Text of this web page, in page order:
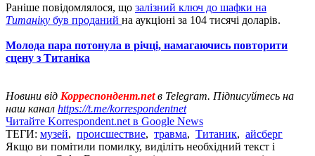
Раніше повідомлялося, що залізний ключ до шафки на
Титаніку був проданий на аукціоні за 104 тисячі доларів.
Молода пара потонула в річці, намагаючись повторити
сцену з Титаніка
Новини від Корреспондент.netв Telegram. Підписуйтесь на
наш канал https://t.me/korrespondentnet
Читайте Korrespondent.net в Google News
ТЕГИ: музей, происшествие, травма, Титаник, айсберг
Якщо ви помітили помилку, виділіть необхідний текст і